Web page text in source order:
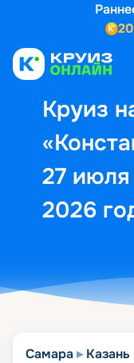
Круиз
27
2026
Самара Казань